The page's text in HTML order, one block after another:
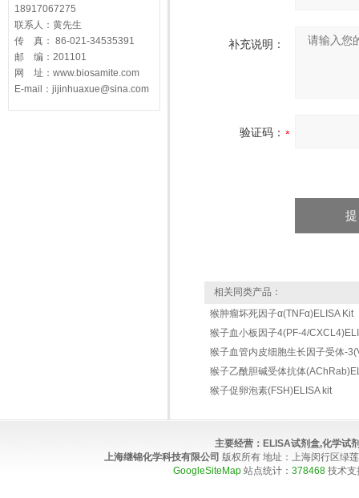
18917067275
联系人：黄先生
传 真： 86-021-34535391
邮 编：201101
网 址：www.biosamite.com
E-mail：jijinhuaxue@sina.com
补充说明：
验证码：
相关同类产品：
猴肿瘤坏死因子α(TNFα)ELISA Kit
猴子血小板因子4(PF-4/
猴子血管内皮细胞生长因子受体-
猴子乙酰胆碱受体抗体
猴子促卵泡素(FSH)ELISA kit
主要经营： ELISA试剂盒,化学试
上海继锦化学科技有限公司 版权所有 地址：上海闵行区绿
GoogleSiteMap 站点统计： 378468 技术支